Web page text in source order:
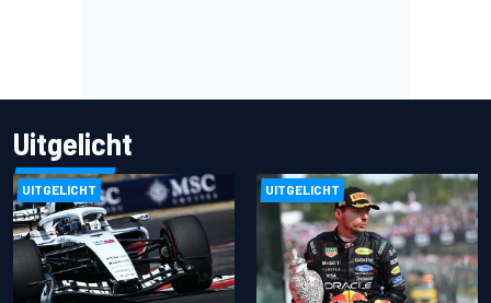
Uitgelicht
UITGELICHT UITGELICHT